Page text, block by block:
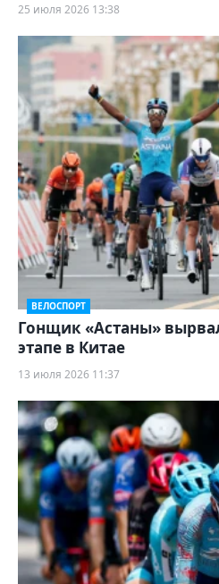
25 июля 2026 13:38
ВЕЛОСПОРТ
Гонщик «Астаны»
этапе в Китае
13 июля 2026 11:37